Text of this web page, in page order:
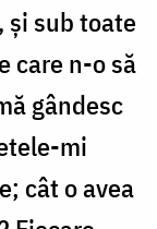
și sub toate
care n-o să
gândesc
mi
cât o avea